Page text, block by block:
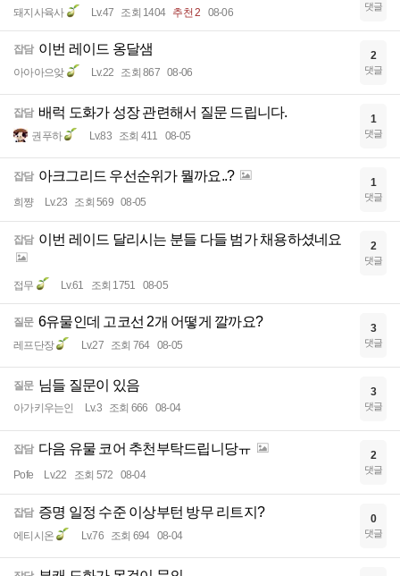
돼지사육사 Lv.47 조회 1404 추천 2 08-06 댓글
잡담 이번 레이드 옹달샘
아아아으앚 Lv.22 조회 867 08-06
2
댓글
잡담 배럭 도화가 성장 관련해서 질문 드립니다.
권푸하 Lv.83 조회 411 08-05
1
댓글
잡담 아크그리드 우선순위가 뭘까요..?
희쨩 Lv.23 조회 569 08-05
1
댓글
잡담 이번 레이드 달리시는 분들 다들 범가 채용하셨네요
접무 Lv.61 조회 1751 08-05
2
댓글
질문 6유물인데 고코선 2개 어떻게 깔까요?
레프단장 Lv.27 조회 764 08-05
3
댓글
질문 님들 질문이 있음
아가키우는인 Lv.3 조회 666 08-04
3
댓글
잡담 다음 유물 코어 추천부탁드립니당ㅠ
Pofe Lv.22 조회 572 08-04
2
댓글
잡담 증명 일정 수준 이상부턴 방무 리트지?
에티시온 Lv.76 조회 694 08-04
0
댓글